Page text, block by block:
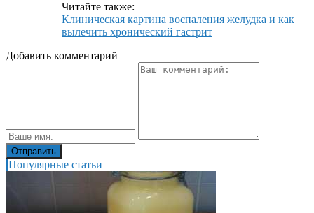
Читайте также:
Клиническая картина воспаления желудка и как
вылечить хронический гастрит
Добавить комментарий
Популярные статьи